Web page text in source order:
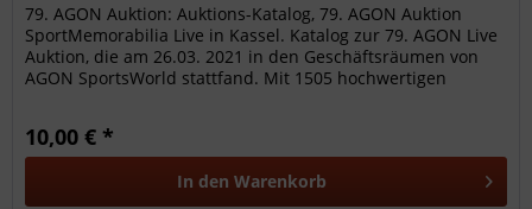
79. AGON Auktion: Auktions-Katalog, 79. AGON Auktion
SportMemorabilia Live in Kassel. Katalog zur 79. AGON Live
Auktion, die am 26.03. 2021 in den Geschäftsräumen von
AGON SportsWorld stattfand. Mit 1505 hochwertigen
10,00 € *
In den Warenkorb